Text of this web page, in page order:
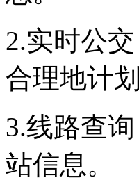
2.实时公
合理地计
3.线路查
站信息。